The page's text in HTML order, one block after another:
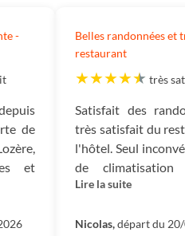
consacré à payer
dans lequel vous
les activités, la
correspondant au prix
à l’ensemble des
-
de
et
Belles randonnées et
restaurant
très
Satisfait des
très satisfait du
l'hôtel. Seul
de
chambre.
Lire la suite
Nicolas,départ du